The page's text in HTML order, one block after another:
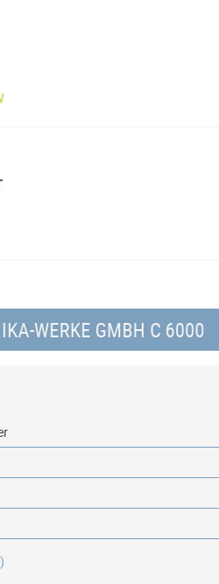
WERKE GMBH C 6000